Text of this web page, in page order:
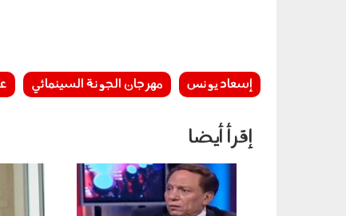
إسعاد يونس مهرجان الجونة السينمائي
إقرأ أيضا
131102.jpg
2310_006.jpg